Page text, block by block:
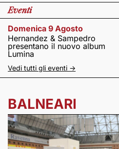
Eventi
Domenica 9 Agosto
Hernandez & Sampedro
presentano il nuovo album
Lumina
Vedi tutti gli eventi ->
BALNEARI